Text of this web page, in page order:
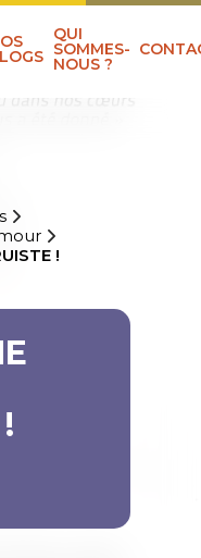
QUI
SOMMES-
NOUS ?
!